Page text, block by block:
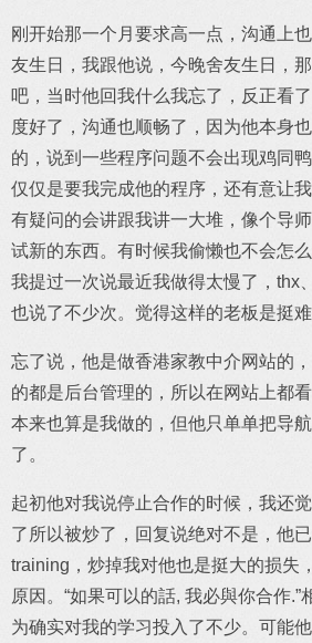
刚开始那一个月要求高一点，沟通上
友生日，我跟他说，今晚舍友生日，
吧，当时他回我什么我忘了，反正看
度好了，沟通也顺畅了，因为他本身
的，说到一些程序问题不会出现鸡同
仅仅是要我完成他的程序，还有意让
有疑问的会讲跟我讲一大堆，像个导
试新的东西。有时候我偷懒也不会怎
我提过一次说最近我做得太慢了，thx
也说了不少次。觉得这样的老板是挺
忘了说，他是做香港家教中介网站的，
的都是后台管理的，所以在网站上都
本来也算是我做的，但他只单单把导
了。
起初他对我说停止合作的时候，我还
了所以被炒了，回复说绝对不是，他
training，炒掉我对他也是挺大的损失
原因。“如果可以的話, 我必與你合作.”
为确实对我的学习投入了不少。可能